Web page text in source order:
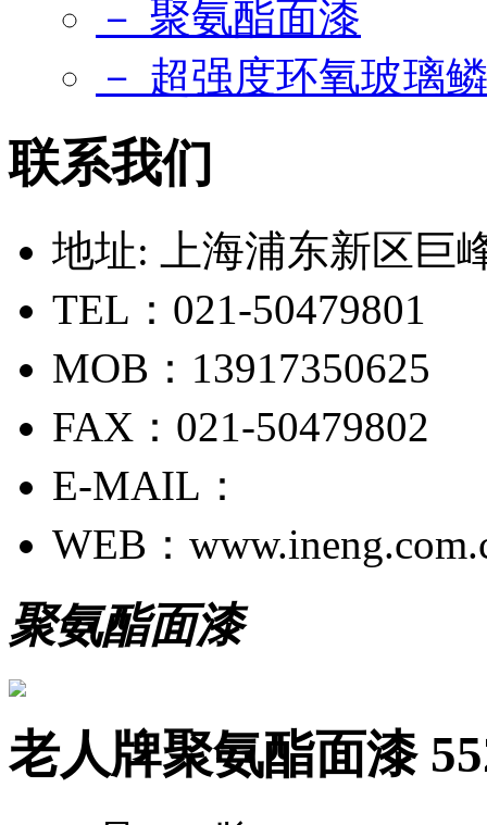
－ 聚氨酯面漆
－ 超强度环氧玻璃
联系我们
地址: 上海浦东新区巨
TEL：021-50479801
MOB：13917350625
FAX：021-50479802
E-MAIL：
WEB：
聚氨酯面漆
老人牌聚氨酯面漆